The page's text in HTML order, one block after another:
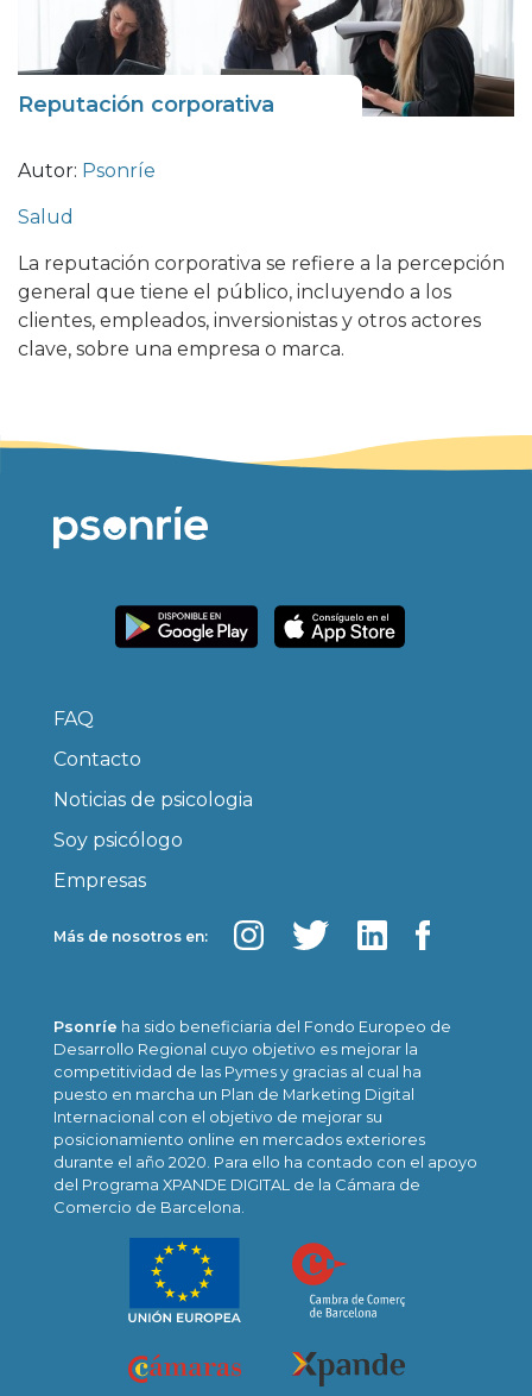
Reputación corporativa
Autor: Psonríe
Salud
La reputación corporativa se refiere a la percepción
general que tiene el público, incluyendo a los
clientes, empleados, inversionistas y otros actores
clave, sobre una empresa o marca.
FAQ
Contacto
Noticias de psicologia
Soy psicólogo
Empresas
Más de nosotros en:
Psonríe ha sido beneficiaria del Fondo Europeo de
Desarrollo Regional cuyo objetivo es mejorar la
competitividad de las Pymes y gracias al cual ha
puesto en marcha un Plan de Marketing Digital
Internacional con el objetivo de mejorar su
posicionamiento online en mercados exteriores
durante el año 2020. Para ello ha contado con el apoyo
del Programa XPANDE DIGITAL de la Cámara de
Comercio de Barcelona.